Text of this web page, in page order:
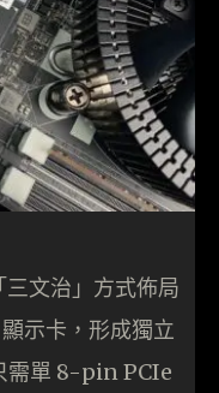
文治」方式佈局
示卡，形成獨立
需單 8-pin PCIe